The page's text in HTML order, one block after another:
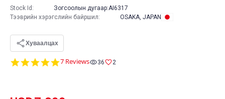
4.9
7 Reviews 36 2
Stock Id: Зогсоолын дугаар:AI6317
Тээврийн хэрэгслийн байршил: OSAKA, JAPAN
Хуваалцах